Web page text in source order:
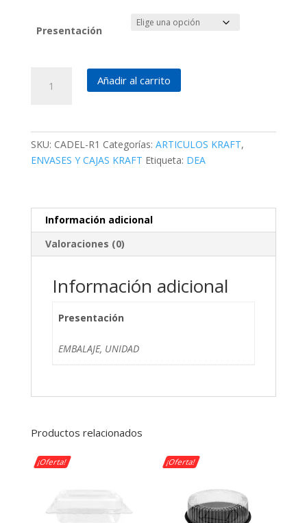
precios:
desde
hasta
$43.200
Presentación
Thebox
Añadir al carrito
SKU: CADEL-R1 Categorías: ARTICULOS KRAFT,
ENVASES Y CAJAS KRAFT Etiqueta: DEA
Información adicional
Valoraciones (0)
Información adicional
Presentación
EMBALAJE, UNIDAD
Productos relacionados
¡Oferta! ¡Oferta!